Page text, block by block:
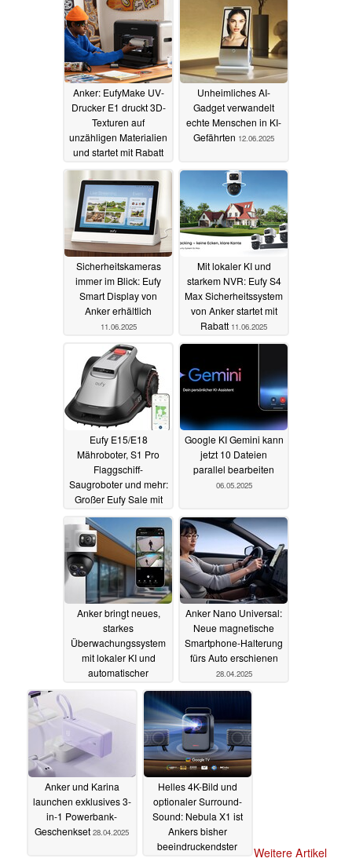
Anker: EufyMake UV-
Drucker E1 druckt 3D-
Texturen auf
unzähligen Materialien
und startet mit Rabatt
05.07.2025
Unheimliches AI-
Gadget verwandelt
echte Menschen in KI-
Gefährten 12.06.2025
Sicherheitskameras
immer im Blick: Eufy
Smart Display von
Anker erhältlich
11.06.2025
Mit lokaler KI und
starkem NVR: Eufy S4
Max Sicherheitssystem
von Anker startet mit
Rabatt 11.06.2025
Eufy E15/E18
Mähroboter, S1 Pro
Flaggschiff-
Saugroboter und mehr:
Großer Eufy Sale mit
02.06.2025
Google KI Gemini kann
jetzt 10 Dateien
parallel bearbeiten
06.05.2025
Anker bringt neues,
starkes
Überwachungssystem
mit lokaler KI und
automatischer
Anker Nano Universal:
Neue magnetische
Smartphone-Halterung
fürs Auto erschienen
28.04.2025
Anker und Karina
launchen exklusives 3-
in-1 Powerbank-
Geschenkset 28.04.2025
Helles 4K-Bild und
optionaler Surround-
Sound: Nebula X1 ist
Ankers bisher
beeindruckendster
Weitere Artikel